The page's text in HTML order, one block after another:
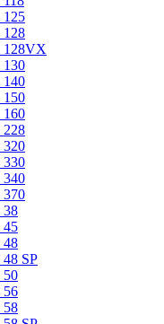
128VX
38
45
48
SP
50
56
58